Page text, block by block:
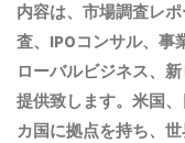
内容は、市場調査レ
査、IPOコンサル、事
ローバルビジネス、
提供致します。米国
カ国に拠点を持ち、